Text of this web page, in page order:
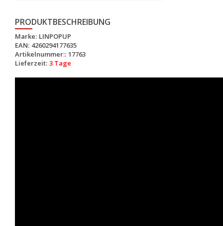
PRODUKTBESCHREIBUNG
Marke: LINPOPUP
EAN: 4260294177635
Artikelnummer:: 17763
Lieferzeit: 3 Tage